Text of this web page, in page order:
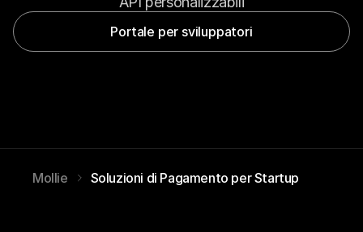
Portale per sviluppatori
Mollie Soluzioni di Pagamento per Startup